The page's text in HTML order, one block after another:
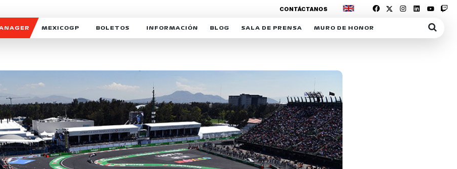
MEXICOGP
SOSTENIBILIDAD
CELEBRA CON NOSOTROS
BOLETOS INFORMACIÓN
DERECHO DE PRIMERA OPCIÓN
REFORESTEMOS JUNTOS
MOTORSPORT ACADEMY
VOLUNTARIOS
EXPOSICIÓN FOTOGRÁFICA
CAMPEONATO
BLOG
INTERACTIVOS
SALA DE PRENSA MURO DE HONOR
CONTÁCTANOS